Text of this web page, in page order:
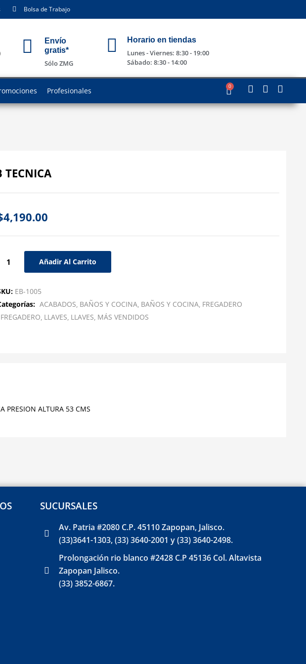
Bolsa de Trabajo
Envío
gratis*
Sólo ZMG
Horario en tiendas
Lunes - Viernes: 8:30 - 19:00
Sábado: 8:30 - 14:00
Profesionales 0
TECNICA
4,190.00
Añadir Al Carrito
EB-1005
ACABADOS BAÑOS Y COCINA BAÑOS Y COCINA FREGADERO
FREGADERO LLAVES LLAVES MÁS VENDIDOS
PRESION ALTURA 53 CMS
SUCURSALES
Av. Patria #2080 C.P. 45110 Zapopan, Jalisco.
(33)3641-1303, (33) 3640-2001 y (33) 3640-2498.
Prolongación rio blanco #2428 C.P 45136 Col. Altavista
Zapopan Jalisco.
(33) 3852-6867.